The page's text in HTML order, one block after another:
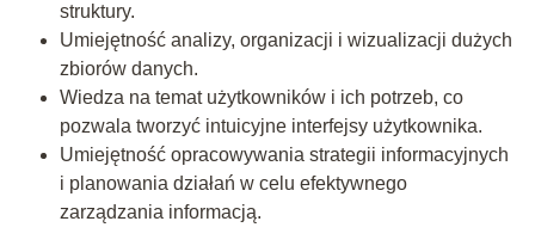
struktury.
Umiejętność analizy, organizacji i wizualizacji dużych
zbiorów danych.
Wiedza na temat użytkowników i ich potrzeb, co
pozwala tworzyć intuicyjne interfejsy użytkownika.
Umiejętność opracowywania strategii informacyjnych
i planowania działań w celu efektywnego
zarządzania informacją.